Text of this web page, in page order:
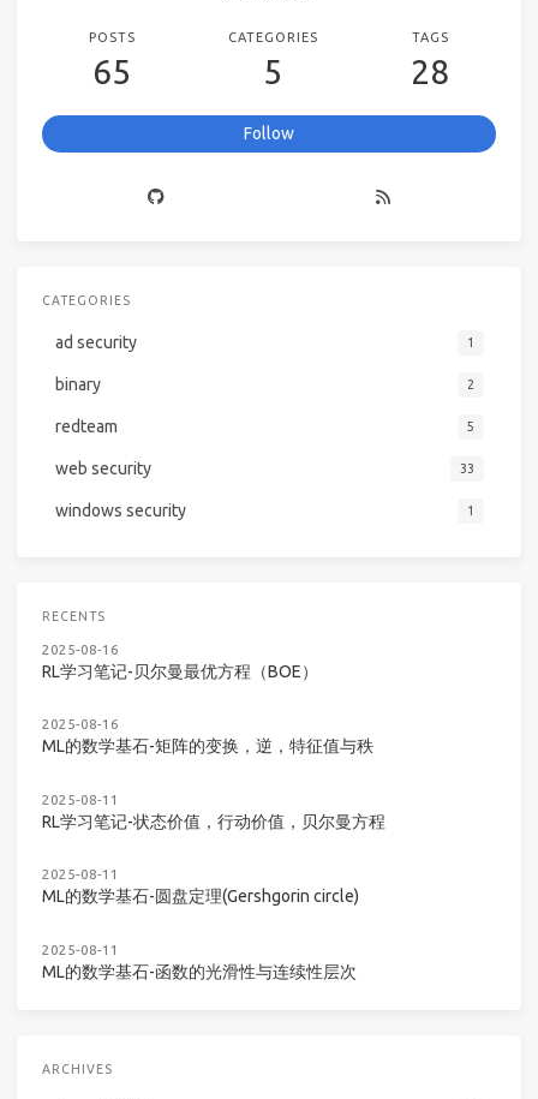
POSTS
65
CATEGORIES
5
TAGS
28
Follow
CATEGORIES
ad security 1
binary 2
redteam 5
web security 33
windows security 1
RECENTS
2025-08-16
RL学习笔记-贝尔曼最优方程（BOE）
2025-08-16
ML的数学基石-矩阵的变换，逆，特征值与秩
2025-08-11
RL学习笔记-状态价值，行动价值，贝尔曼方程
2025-08-11
ML的数学基石-圆盘定理(Gershgorin circle)
2025-08-11
ML的数学基石-函数的光滑性与连续性层次
ARCHIVES